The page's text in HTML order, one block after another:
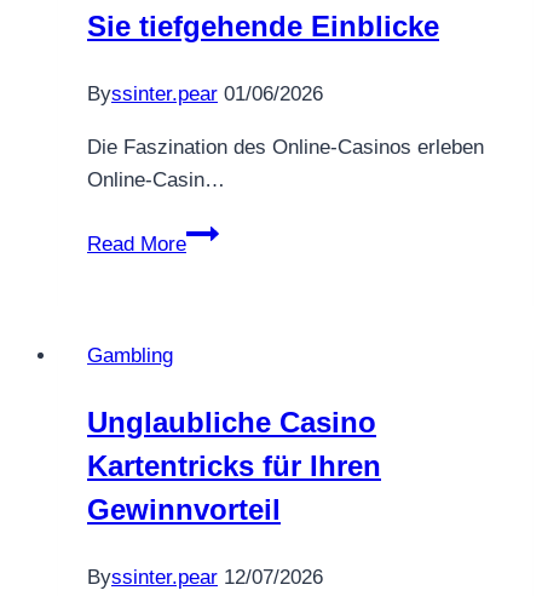
wins
Sie tiefgehende Einblicke
Byssinter.pear 01/06/2026
Die Faszination des Online-Casinos erleben
Online-Casin…
Read More
Erleben
und
gewinnen
tiefgehende
Gambling
Unglaubliche Casino
Kartentricks für Ihren
Gewinnvorteil
Byssinter.pear 12/07/2026